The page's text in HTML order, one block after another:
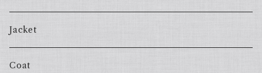
Jacket
Coat